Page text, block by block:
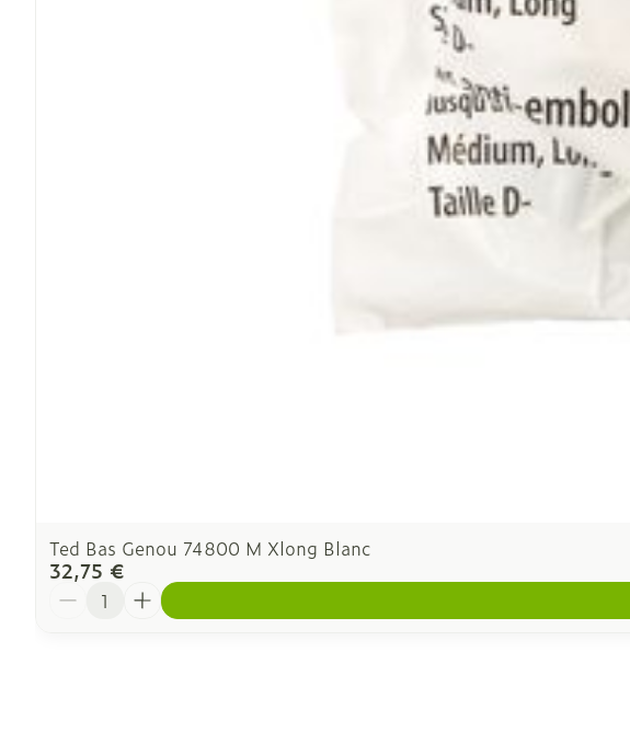
Ted Bas Genou 74800 M Xlong Blanc
32,75 €
Quantité